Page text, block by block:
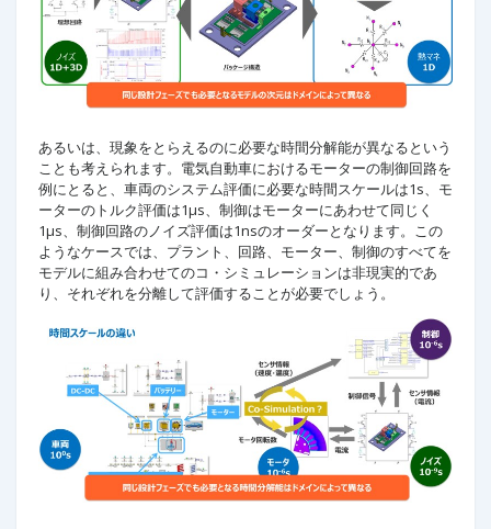
あるいは、現象をとらえるのに必要な時間分解能が異なるという
ことも考えられます。電気自動車におけるモーターの制御回路を
例にとると、車両のシステム評価に必要な時間スケールは1s、モ
ーターのトルク評価は1μs、制御はモーターにあわせて同じく
1μs、制御回路のノイズ評価は1nsのオーダーとなります。この
ようなケースでは、プラント、回路、モーター、制御のすべてを
モデルに組み合わせてのコ・シミュレーションは非現実的であ
り、それぞれを分離して評価することが必要でしょう。